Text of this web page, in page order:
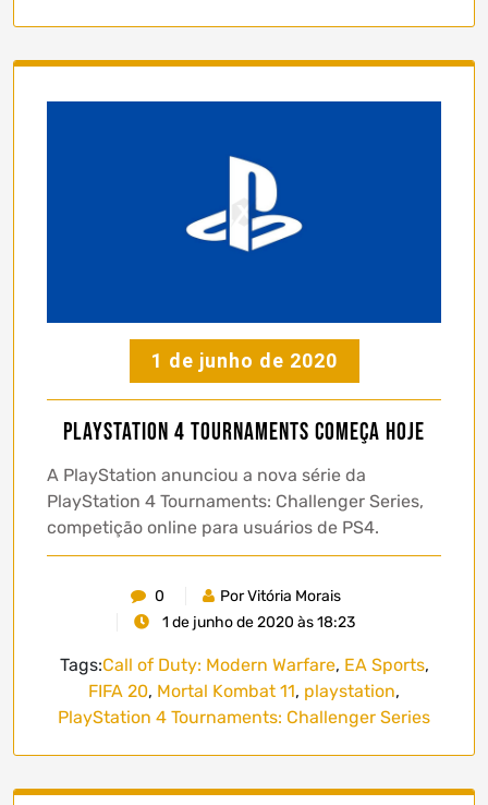
1 de junho de 2020
PlayStation 4 Tournaments começa hoje
A PlayStation anunciou a nova série da
PlayStation 4 Tournaments: Challenger Series,
competição online para usuários de PS4.
0
Por Vitória Morais
1 de junho de 2020 às 18:23
Tags:Call of Duty: Modern Warfare, EA Sports,
FIFA 20, Mortal Kombat 11, playstation,
PlayStation 4 Tournaments: Challenger Series